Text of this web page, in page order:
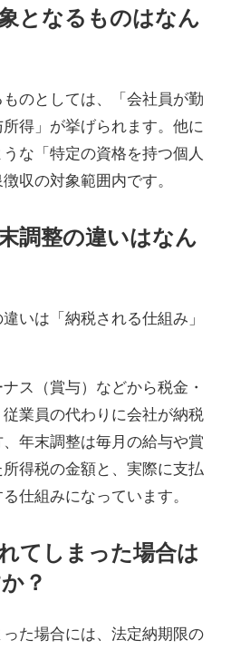
となるものはなん
のとしては、「会社員が勤
得」が挙げられます。他に
な「特定の資格を持つ個人
収の対象範囲内です。
調整の違いはなん
いは「納税される仕組み」
ス（賞与）などから税金・
業員の代わりに会社が納税
年末調整は毎月の給与や賞
得税の金額と、実際に支払
仕組みになっています。
てしまった場合は
？
た場合には、法定納期限の